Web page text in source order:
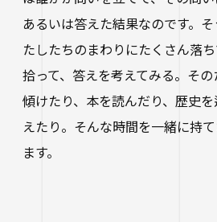
あるいは答えた結果なのです。
たしたちのまわりにたくさん落
拾って、答えを考えてみる。そ
傾けたり、本を読んだり、歴史
えたり。そんな時間を一緒に持
ます。